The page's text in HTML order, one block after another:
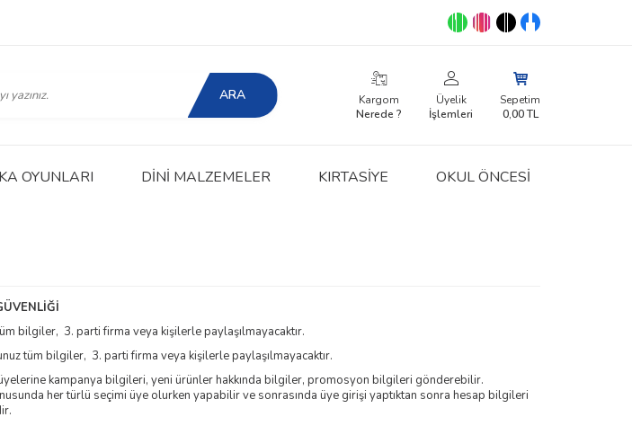
ARA
Kargom
Nerede ?
Üyelik
İşlemleri
Sepetim
0,00TL
OYUNLARI DINI MALZEMELER KIRTASIYE OKUL ÖNCESİ
bilgiler, 3. parti firma veya kişilerle paylaşılmayacaktır.
tüm bilgiler, 3. parti firma veya kişilerle paylaşılmayacaktır.
kampanya bilgileri, yeni ürünler hakkında bilgiler, promosyon bilgileri gönderebilir.
her türlü seçimi üye olurken yapabilir ve sonrasında üye girişi yaptıktan sonra hesap bilgileri